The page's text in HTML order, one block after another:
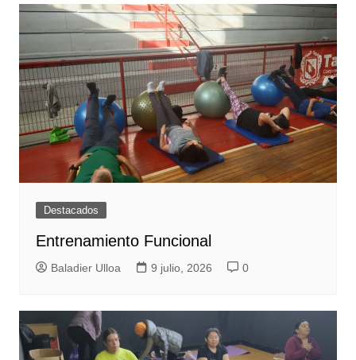
Destacados
Entrenamiento Funcional
Baladier Ulloa 9 julio, 2026 0